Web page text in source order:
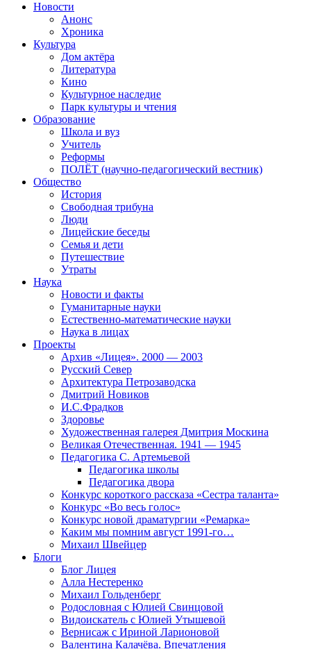
Новости
Анонс
Хроника
Культура
Дом актёра
Литература
Кино
Культурное наследие
Парк культуры и чтения
Образование
Школа и вуз
Учитель
Реформы
ПОЛЁТ (научно-педагогический вестник)
Общество
История
Свободная трибуна
Люди
Лицейские беседы
Семья и дети
Путешествие
Утраты
Наука
Новости и факты
Гуманитарные науки
Естественно-математические науки
Наука в лицах
Проекты
Архив «Лицея». 2000 — 2003
Русский Север
Архитектура Петрозаводска
Дмитрий Новиков
И.С.Фрадков
Здоровье
Художественная галерея Дмитрия Москина
Великая Отечественная. 1941 — 1945
Педагогика С. Артемьевой
Педагогика школы
Педагогика двора
Конкурс короткого рассказа «Сестра таланта»
Конкурс «Во весь голос»
Конкурс новой драматургии «Ремарка»
Каким мы помним август 1991-го…
Михаил Швейцер
Блоги
Блог Лицея
Алла Нестеренко
Михаил Гольденберг
Родословная с Юлией Свинцовой
Видоискатель с Юлией Утышевой
Вернисаж с Ириной Ларионовой
Валентина Калачёва. Впечатления